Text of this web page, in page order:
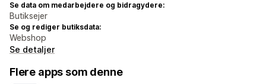
Se data om medarbejdere og bidragydere:
Butiksejer
Se og rediger butiksdata:
Webshop
Se detaljer
Flere apps som denne